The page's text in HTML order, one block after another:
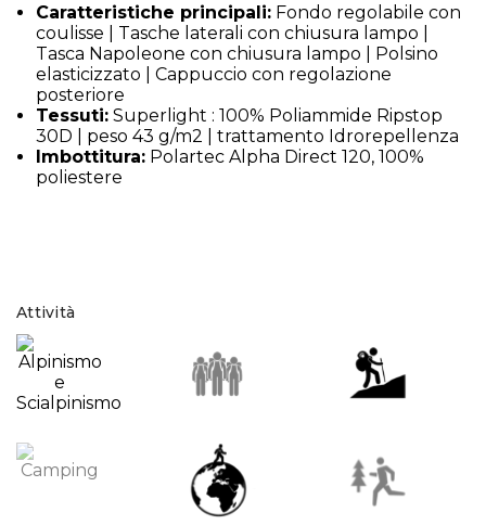
Caratteristiche principali: Fondo regolabile con
coulisse | Tasche laterali con chiusura lampo |
Tasca Napoleone con chiusura lampo | Polsino
elasticizzato | Cappuccio con regolazione
posteriore
Tessuti: Superlight : 100% Poliammide Ripstop
30D | peso 43 g/m2 | trattamento Idrorepellenza
Imbottitura: Polartec Alpha Direct 120, 100%
poliestere
Attività